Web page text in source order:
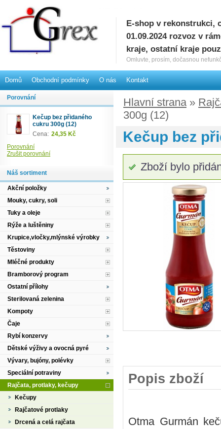
Hlavní strana»
300g (12)
Kečup bez
Zboží bylo
Popis zboží
Otma Gurmán
Porovnání
Kečup bez přidaného
cukru 300g (12)
Cena: 24,35 Kč
Porovnání
Zrušit porovnání
Náš sortiment
Akční položky
Mouky, cukry, soli
Tuky a oleje
Rýže a luštěniny
Krupice,vločky,mlýnské výrobky
Těstoviny
Mléčné produkty
Bramborový program
Ostatní přílohy
Sterilovaná zelenina
Kompoty
Čaje
Rybí konzervy
Dětské výživy a ovocná pyré
Vývary, bujóny, polévky
Speciální potraviny
Rajčata, protlaky, kečupy
Kečupy
Rajčatové protlaky
Drcená a celá rajčata
G
E-shop v rekonstrukci,
01.09.2024 rozvoz v
kraje, ostatní kraje
Omluvte, prosím, dočasnou
Domů Obchodní podmínky O nás Kontakt